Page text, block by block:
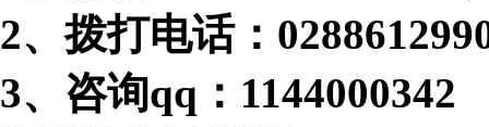
2、拨打电话：
3、咨询qq：1144000342